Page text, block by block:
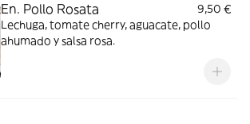
En. Pollo Rosata
9,50 €
Lechuga, tomate cherry, aguacate, pollo
ahumado y salsa rosa.